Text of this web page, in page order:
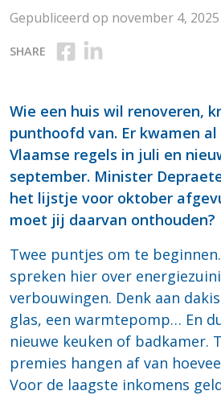
Gepubliceerd op november 4, 2025
SHARE Deel op Facebook
Deel op Linkedin
Wie een huis wil renoveren,
punthoofd van. Er kwamen
Vlaamse regels in juli en
september. Minister
het lijstje voor oktober
moet jij daarvan onthouden?
Twee puntjes om te
spreken hier over
verbouwingen. Denk aan
glas, een warmtepomp… En
nieuwe keuken of badkamer.
premies hangen af van
Voor de laagste inkomens